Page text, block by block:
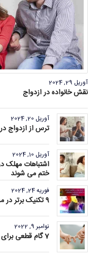
آوریل 29, 2024
نقش خانواده در ازدواج
آوریل 20, 2024
ترس از ازدواج
آوریل 10, 2024
اشتباهات مهلک
ختم می شوند
فوریه 24, 2024
9 تکنیک برتر در مشاوره ازدواج
نوامبر 9, 2022
7 گام قطعی برای بازسازی اعتماد در رابطه